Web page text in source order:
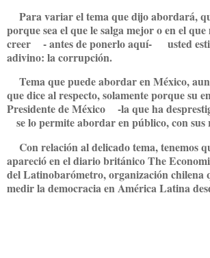
Para variar el tema que dijo abordará,
porque sea el que le salga mejor o en el que
creer - antes de ponerlo aquí- usted
adivino: la corrupción.
Tema que puede abordar en México,
que dice al respecto, solamente porque su
Presidente de México -la que ha
se lo permite abordar en público, con sus
Con relación al delicado tema, tenemos
apareció en el diario británico The
del Latinobarómetro, organización chilena
medir la democracia en América Latina